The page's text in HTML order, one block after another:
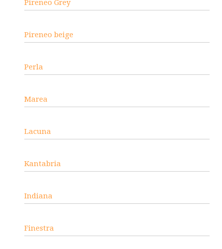
Pireneo Grey
Pireneo beige
Perla
Marea
Lacuna
Kantabria
Indiana
Finestra